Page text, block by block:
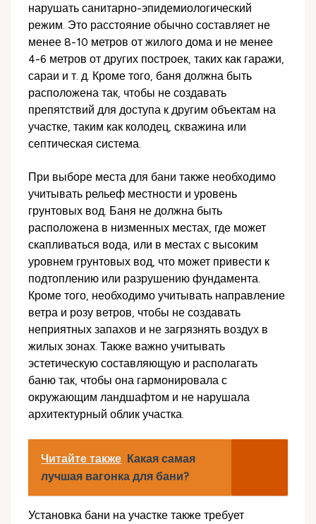
нарушать санитарно-эпидемиологический
режим. Это расстояние обычно составляет не
менее 8-10 метров от жилого дома и не менее
4-6 метров от других построек, таких как гаражи,
сараи и т. д. Кроме того, баня должна быть
расположена так, чтобы не создавать
препятствий для доступа к другим объектам на
участке, таким как колодец, скважина или
септическая система.
При выборе места для бани также необходимо
учитывать рельеф местности и уровень
грунтовых вод. Баня не должна быть
расположена в низменных местах, где может
скапливаться вода, или в местах с высоким
уровнем грунтовых вод, что может привести к
подтоплению или разрушению фундамента.
Кроме того, необходимо учитывать направление
ветра и розу ветров, чтобы не создавать
неприятных запахов и не загрязнять воздух в
жилых зонах. Также важно учитывать
эстетическую составляющую и располагать
баню так, чтобы она гармонировала с
окружающим ландшафтом и не нарушала
архитектурный облик участка.
Читайте также Какая самая
лучшая вагонка для бани?
Установка бани на участке также требует